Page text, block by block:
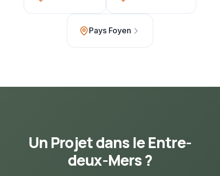
Pays Foyen
Un Projet dans leEntre-
deux-Mers?